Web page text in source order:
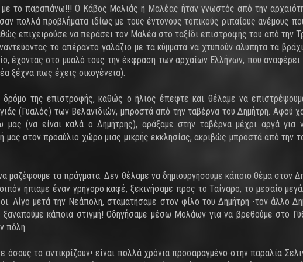
με το παραπάνω!!! Ο Κάβος Μαλιάς ή Μαλέας ήταν γνωστός από την
πολλά προβλήματα ιδίως με τους έντονους τοπικούς ριπαίους ανέμους
επιχειρούσε να περάσει τον Μαλέα στο ταξίδι επιστροφής του από την
το απέραντο γαλάζιο με τα κύμματα να χτυπούν αλύπητα τα
έχοντας στο μυαλό τους την έκφραση των αρχαίων Ελλήνων, που
ξέχνα πως έχεις οικογένεια).
της επιστροφής, καθώς ο ήλιος έπεφτε και θέλαμε να
(Γυαλός) των Βελανιδιών, μπροστά από την ταβέρνα του Δημήτρη. Αφού
(να είναι καλά ο Δημήτρης), αράξαμε στην ταβέρνα μέχρι αργά για
στον προαύλιο χώρο μιας μικρής εκκλησίας, ακριβώς μπροστά από την
τα πράγματα. Δεν θέλαμε να δημιουργήσουμε κάποιο θέμα στον
ήπιαμε έναν γρήγορο καφέ, ξεκινήσαμε προς το Ταίναρο, το μεσαίο
Λίγο μετά την Νεάπολη, σταματήσαμε στον φίλο του Δημήτρη -τον άλλο
κάποια στιγμή! Οδηγήσαμε μέσω Μολάων για να βρεθούμε στο
πόλη.
όσους το αντικρίζουν• είναι πολλά χρόνια προσαραγμένο στην παραλία